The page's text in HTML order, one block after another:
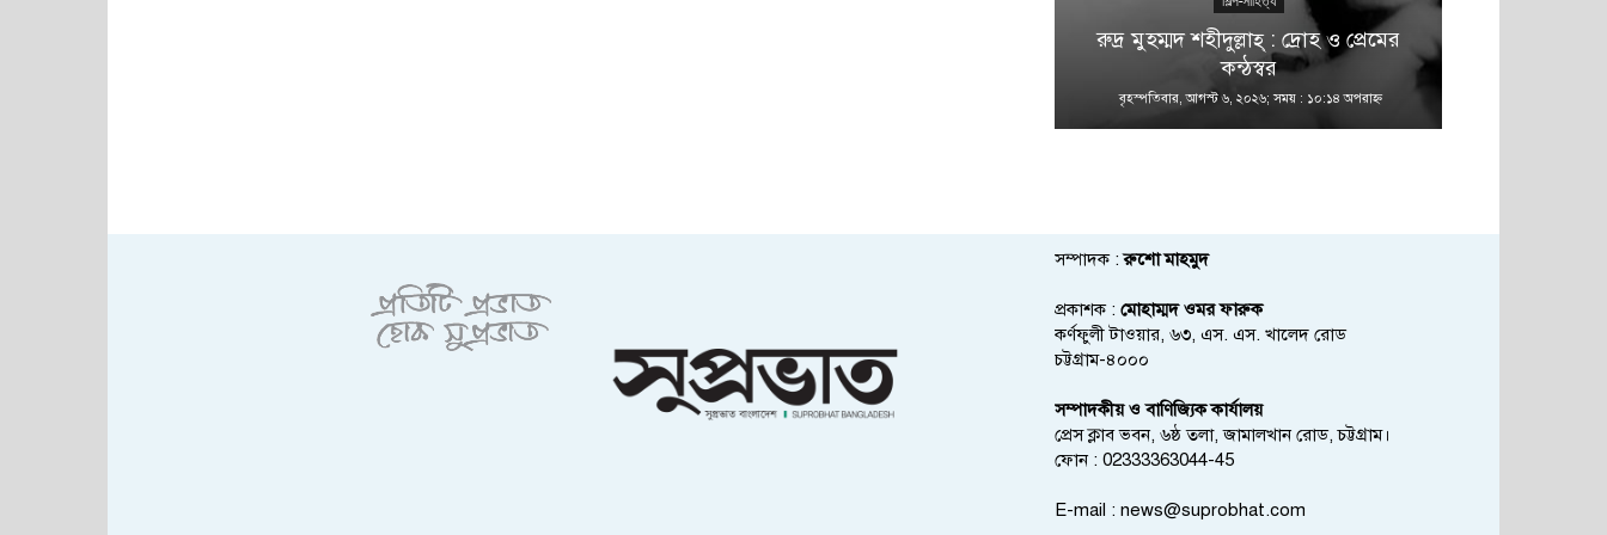
রুদ্র মুহম্মদ শহীদুল্লাহ্ : দ্রোহ ও প্রেমের
কন্ঠস্বর
বৃহস্পতিবার, আগস্ট ৬, ২০২৬; সময় : ১০:১৪ অপরাহ্ণ
সম্পাদক :রুশো মাহমুদ
প্রকাশক : মোহাম্মদ ওমর ফারুক
কর্ণফুলী টাওয়ার, ৬৩, এস. এস. খালেদ রোড
চট্টগ্রাম-৪০০০
সম্পাদকীয় ও বাণিজ্যিক কার্যালয়
প্রেস ক্লাব ভবন, ৬ষ্ঠ তলা, জামালখান রোড, চট্টগ্রাম।
ফোন : 02333363044-45
E-mail : news@suprobhat.com